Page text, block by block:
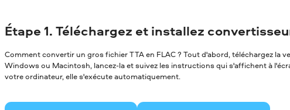
Étape 1. Téléchargez et installez
Comment convertir un gros fichier TTA en FLAC ? Tout d'abord, téléchargez la
Windows ou Macintosh, lancez-la et suivez les instructions qui s'affichent à
votre ordinateur, elle s'exécute automatiquement.